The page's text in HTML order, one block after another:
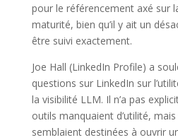
pour le référencement axé sur
maturité, bien qu’il y ait un
être suivi exactement.
Joe Hall (LinkedIn Profile) a
questions sur LinkedIn sur
la visibilité LLM. Il n’a pas
outils manquaient d’utilité,
semblaient destinées à ouvrir